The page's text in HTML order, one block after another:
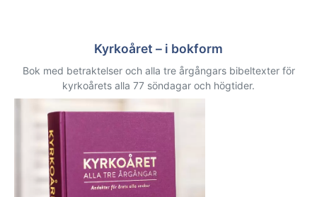
Kyrkoåret – i bokform
Bok med betraktelser och alla tre årgångars bibeltexter för
kyrkoårets alla 77 söndagar och högtider.